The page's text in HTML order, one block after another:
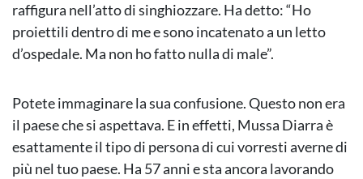
raffigura nell’atto di singhiozzare. Ha detto: “Ho
proiettili dentro di me e sono incatenato a un letto
d’ospedale. Ma non ho fatto nulla di male”.
Potete immaginare la sua confusione. Questo non era
il paese che si aspettava. E in effetti, Mussa Diarra è
esattamente il tipo di persona di cui vorresti averne di
più nel tuo paese. Ha 57 anni e sta ancora lavorando